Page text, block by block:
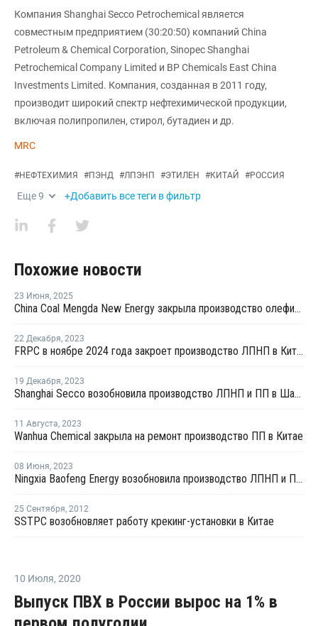
Компания Shanghai Secco Petrochemical является
совместным предприятием (30:20:50) компаний China
Petroleum & Chemical Corporation, Sinopec Shanghai
Petrochemical Company Limited и BP Chemicals East China
Investments Limited. Компания, созданная в 2011 году,
производит широкий спектр нефтехимической продукции,
включая полипропилен, стирол, бутадиен и др.
MRC
#НЕФТЕХИМИЯ #ПЭНД #ЛПЭНП #ЭТИЛЕН #КИТАЙ #РОССИЯ
Еще9 +Добавить все теги в фильтр
Похожие новости
23 Июня, 2025
China Coal Mengda New Energy закрыла производство олефинов на ремонт
22 Декабря, 2023
FRPC в ноябре 2024 года закроет производство ЛПНП в Китае на ремонт
19 Декабря, 2023
Shanghai Secco возобновила производство ЛПНП и ПП в Шанхае после ремонта
11 Августа, 2023
Wanhua Chemical закрыла на ремонт производство ПП в Китае
08 Июня, 2023
Ningxia Baofeng Energy возобновила производство ЛПНП и ПП в Нинся
25 Сентября, 2012
SSTPC возобновляет работу крекинг-установки в Китае
10 Июля, 2020
Выпуск ПВХ в России вырос на 1% в